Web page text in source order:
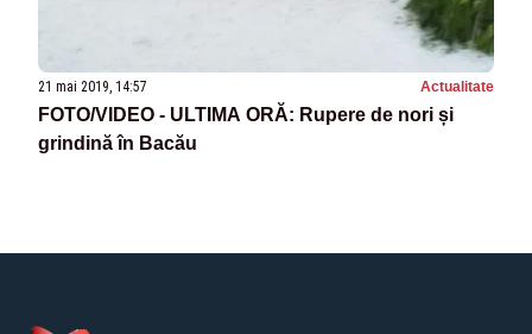
21 mai 2019, 14:57 Actualitate
FOTO/VIDEO - ULTIMA ORĂ: Rupere de nori și
grindină în Bacău